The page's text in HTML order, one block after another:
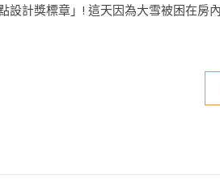
設計獎標章」! 這天因為大雪被困在房